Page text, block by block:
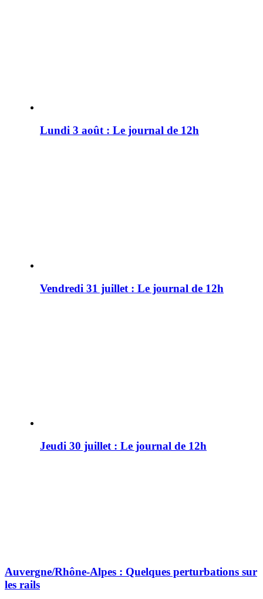
Lundi 3 août : Le journal de 12h
Vendredi 31 juillet : Le journal de 12h
Jeudi 30 juillet : Le journal de 12h
Auvergne/Rhône-Alpes : Quelques perturbations sur
les rails